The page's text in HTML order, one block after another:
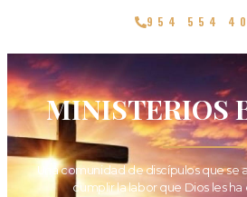
954 554
MINISTERIOS
Una comunidad de discípulos que se
cumplir la labor que Dios les